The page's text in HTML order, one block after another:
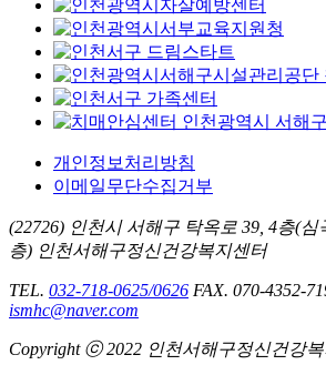
개인정보처리방침
이메일무단수집거부
(22726) 인천시 서해구 탁옥로 39, 4층(
층) 인천서해구정신건강복지센터
TEL. 032-718-0625/0626 FAX. 070-4352-
ismhc@naver.com
Copyright ⓒ 2022 인천서해구정신건강복